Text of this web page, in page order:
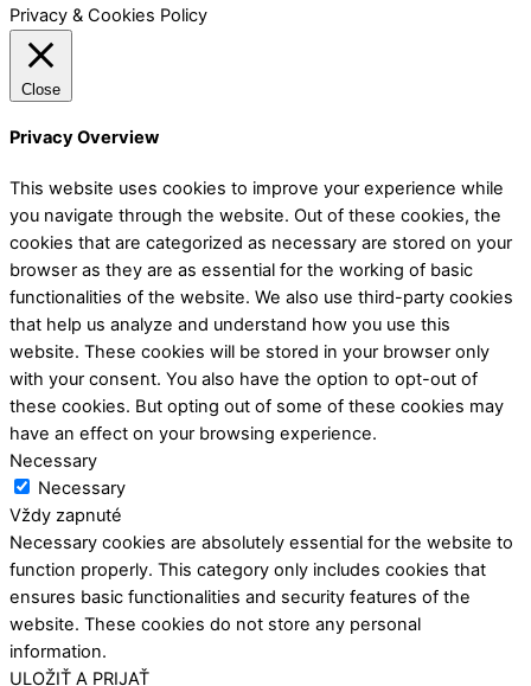
Privacy & Cookies Policy
Close
Privacy Overview
This website uses cookies to improve your experience while
you navigate through the website. Out of these cookies, the
cookies that are categorized as necessary are stored on your
browser as they are as essential for the working of basic
functionalities of the website. We also use third-party cookies
that help us analyze and understand how you use this
website. These cookies will be stored in your browser only
with your consent. You also have the option to opt-out of
these cookies. But opting out of some of these cookies may
have an effect on your browsing experience.
Necessary
Necessary
Vždy zapnuté
Necessary cookies are absolutely essential for the website to
function properly. This category only includes cookies that
ensures basic functionalities and security features of the
website. These cookies do not store any personal
information.
ULOŽIŤ A PRIJAŤ